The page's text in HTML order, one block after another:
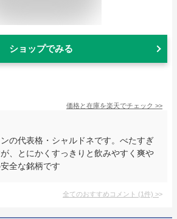
ショップでみる
価格と在庫を楽天でチェック >>
の代表格・シャルドネです。べたすぎ
、とにかくすっきりと飲みやすく爽や
全な銘柄です
全てのおすすめコメント (1件) >